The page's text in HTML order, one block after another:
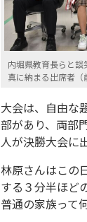
内堀県教育長らと
真に納まる出席者（
大会は、自由な
部があり、両部
人が決勝大会に
林原さんはこの
する３分半ほど
普通の家族って